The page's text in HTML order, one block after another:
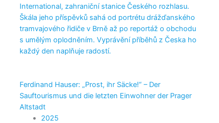
International, zahraniční stanice Českého rozhlasu.
Škála jeho příspěvků sahá od portrétu drážďanského
tramvajového řidiče v Brně až po reportáž o obchodu
s umělým oplodněním. Vyprávění příběhů z Česka ho
každý den naplňuje radostí.
Ferdinand Hauser: „Prost, ihr Säcke!“ – Der
Sauftourismus und die letzten Einwohner der Prager
Altstadt
2025